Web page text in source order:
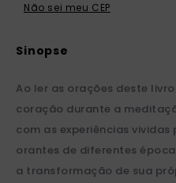
Não sei meu CEP
Ao ler as orações deste
coração durante a
com as experiências
orantes de diferentes
a transformação de sua